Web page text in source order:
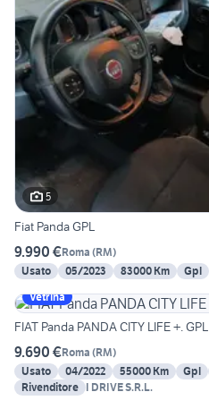
5
Fiat Panda GPL
9.990 €Roma (RM)
Usato
05/2023 83000 Km Gpl
Vetrina
FIAT Panda PANDA CITY LIFE +. GPL
9.690 €Roma (RM)
Usato
04/2022 55000 Km Gpl
Rivenditore I DRIVE S.R.L.